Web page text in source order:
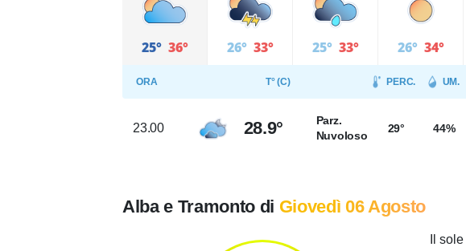
25° 36° 26° 33° 25° 33° 26° 34°
ORA T° (C) PERC. UM.
23.00 28.9°
Parz.
Nuvoloso
29° 44%
Alba e Tramonto di Giovedì 06 Agosto
Il sole